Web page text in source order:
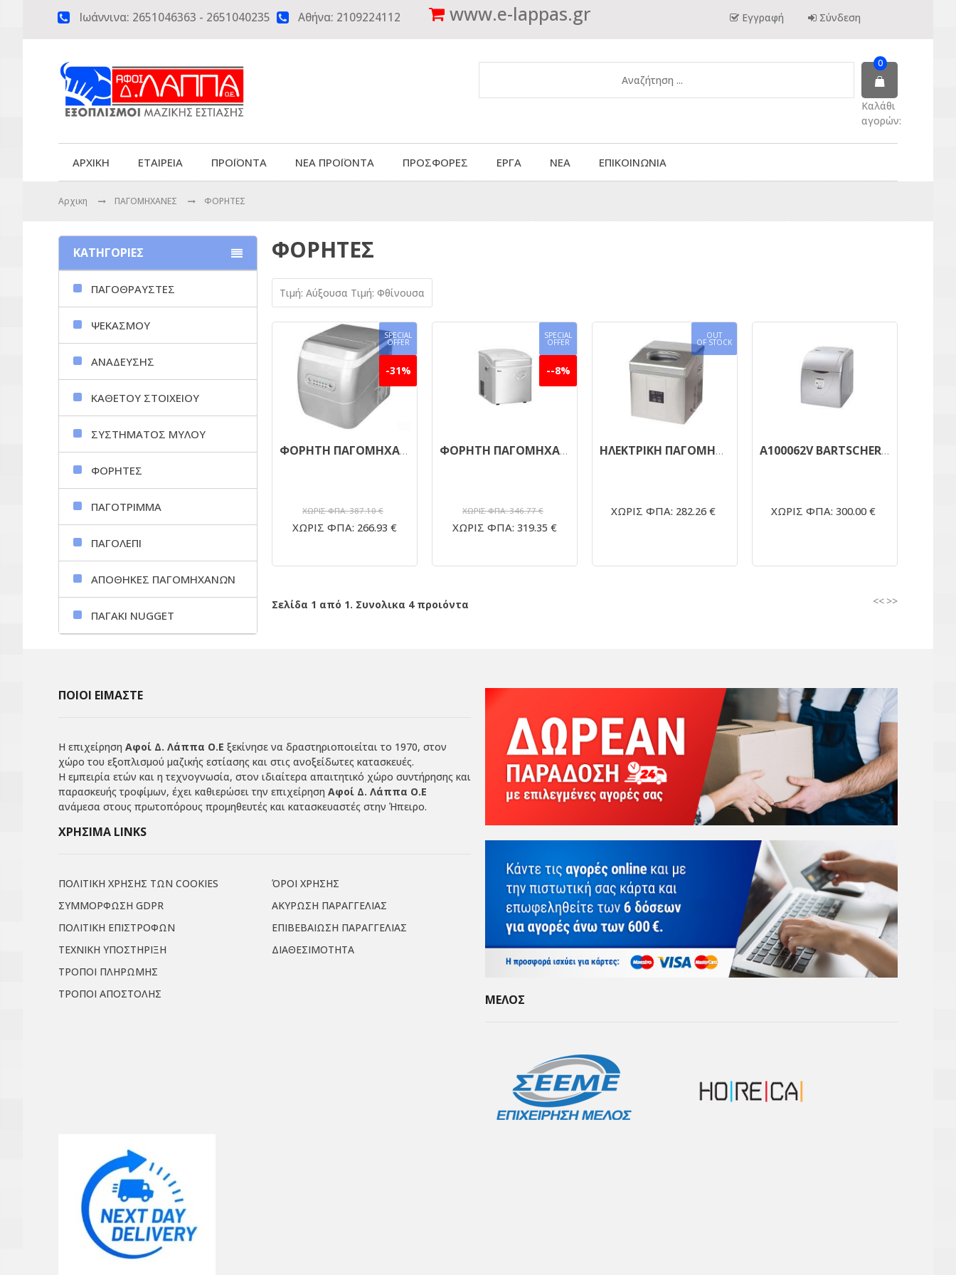
 Ιωάννινα: 2651046363 - 2651040235  Αθήνα: 2109224112 www.e-lappas.gr Εγγραφή Σύνδεση
Καλάθι
αγορών:
0
ΑΡΧΙΚΗ ΕΤΑΙΡΕΙΑ ΠΡΟΪΟΝΤΑ ΝΕΑ ΠΡΟΪΟΝΤΑ ΠΡΟΣΦΟΡΕΣ ΕΡΓΑ ΝΕΑ ΕΠΙΚΟΙΝΩΝΙΑ
Αρχικη ΠΑΓΟΜΗΧΑΝΕΣ ΦΟΡΗΤΕΣ
ΦΟΡΗΤΕΣ
Τιμή: Αύξουσα Τιμή: Φθίνουσα
SPECIAL
OFFER
-31%
ΦΟΡΗΤΗ ΠΑΓΟΜΗΧΑΝΗ ΖΒ15 ΠΑΓΑΚΙ ΣΤΡΟΓΓΥΛΟ
ΧΩΡΙΣ ΦΠΑ: 387.10 €
ΧΩΡΙΣ ΦΠΑ: 266.93 €
SPECIAL
OFFER
--8%
ΦΟΡΗΤΗ ΠΑΓΟΜΗΧΑΝΗ BARTSCHER 100082
ΧΩΡΙΣ ΦΠΑ: 346.77 €
ΧΩΡΙΣ ΦΠΑ: 319.35 €
OUT
OF STOCK
ΗΛΕΚΤΡΙΚΗ ΠΑΓΟΜΗΧΑΝΗ 15kg
ΧΩΡΙΣ ΦΠΑ: 282.26 €
A100062V BARTSCHER ΦΟΡΗΤΗ ΠΑΓΟΜΗΧΑΝΗ
ΧΩΡΙΣ ΦΠΑ: 300.00 €
Σελίδα 1 από 1. Συνολικα 4 προιόντα << >>
ΚΑΤΗΓΟΡΙΕΣ
ΠΑΓΟΘΡΑΥΣΤΕΣ
ΨΕΚΑΣΜΟΥ
ΑΝΑΔΕΥΣΗΣ
ΚΑΘΕΤΟΥ ΣΤΟΙΧΕΙΟΥ
ΣΥΣΤΗΜΑΤΟΣ ΜΥΛΟΥ
ΦΟΡΗΤΕΣ
ΠΑΓΟΤΡΙΜΜΑ
ΠΑΓΟΛΕΠΙ
ΑΠΟΘΗΚΕΣ ΠΑΓΟΜΗΧΑΝΩΝ
ΠΑΓΑΚΙ NUGGET
ΠΟΙΟΙ ΕΙΜΑΣΤΕ
Η επιχείρηση Αφοί Δ. Λάππα Ο.Ε ξεκίνησε να δραστηριοποιείται το 1970, στον
χώρο του εξοπλισμού μαζικής εστίασης και στις ανοξείδωτες κατασκευές.
Η εμπειρία ετών και η τεχνογνωσία, στον ιδιαίτερα απαιτητικό χώρο συντήρησης και
παρασκευής τροφίμων, έχει καθιερώσει την επιχείρηση Αφοί Δ. Λάππα Ο.Ε
ανάμεσα στους πρωτοπόρους προμηθευτές και κατασκευαστές στην Ήπειρο.
ΧΡΗΣΙΜΑ LINKS
ΠΟΛΙΤΙΚΗ ΧΡΗΣΗΣ ΤΩΝ COOKIES
ΣΥΜΜΟΡΦΩΣΗ GDPR
ΠΟΛΙΤΙΚΗ ΕΠΙΣΤΡΟΦΩΝ
ΤΕΧΝΙΚΗ ΥΠΟΣΤΗΡΙΞΗ
ΤΡΟΠΟΙ ΠΛΗΡΩΜΗΣ
ΤΡΟΠΟΙ ΑΠΟΣΤΟΛΗΣ
ΌΡΟΙ ΧΡΗΣΗΣ
ΑΚΥΡΩΣΗ ΠΑΡΑΓΓΕΛΙΑΣ
ΕΠΙΒΕΒΑΙΩΣΗ ΠΑΡΑΓΓΕΛΙΑΣ
ΔΙΑΘΕΣΙΜΟΤΗΤΑ
ΜΕΛΟΣ